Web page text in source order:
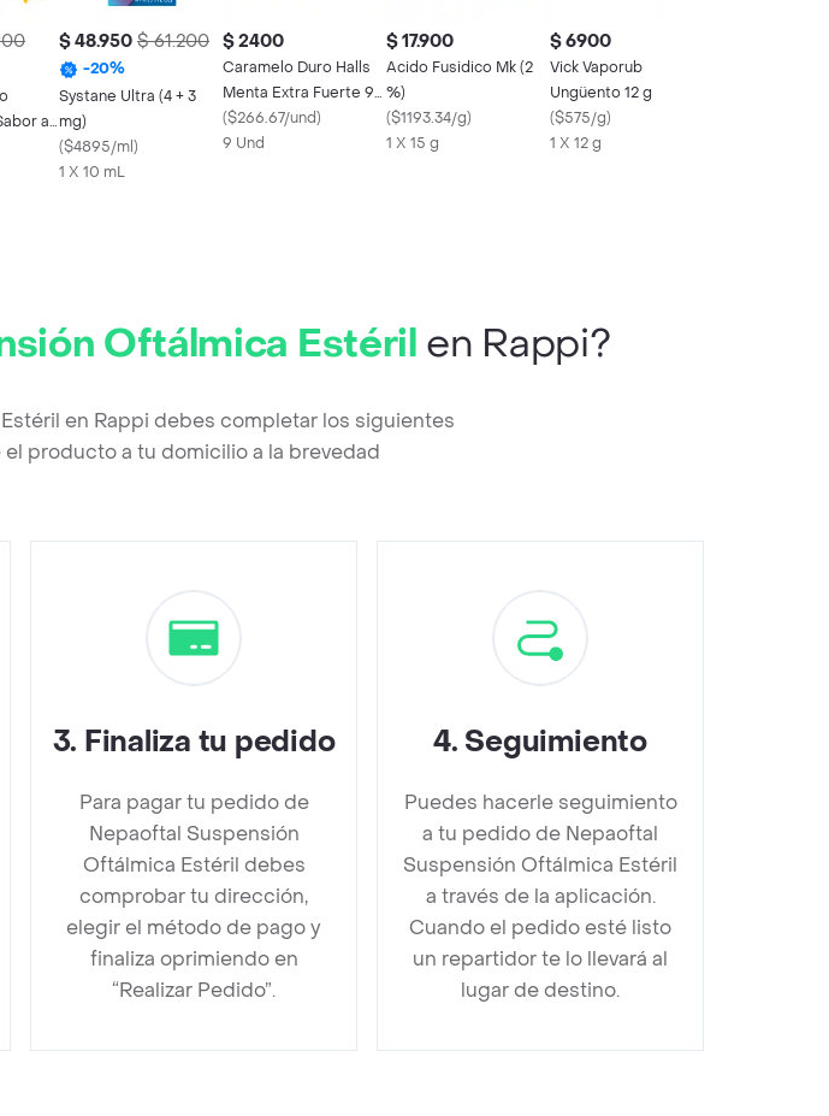
a
$ 48.950 $ 61.200
-20%
Systane Ultra (4 + 3
mg)
($4895/ml)
1 X 10 mL
$ 2400
Caramelo Duro Halls
Menta Extra Fuerte 9
Und
($266.67/und)
9 Und
$ 17.900
Acido Fusidico Mk (2
%)
($1193.34/g)
1 X 15 g
$ 6900
Vick Vaporub
Ungüento 12 g
($575/g)
1 X 12 g
Oftálmica Estéril en Rappi?
en Rappi debes completar los siguientes
producto a tu domicilio a la brevedad
3. Finaliza tu pedido
Para pagar tu pedido de
Nepaoftal Suspensión
Oftálmica Estéril debes
comprobar tu dirección,
elegir el método de pago y
finaliza oprimiendo en
“Realizar Pedido”.
4. Seguimiento
Puedes hacerle seguimiento
a tu pedido de Nepaoftal
Suspensión Oftálmica Estéril
a través de la aplicación.
Cuando el pedido esté listo
un repartidor te lo llevará al
lugar de destino.